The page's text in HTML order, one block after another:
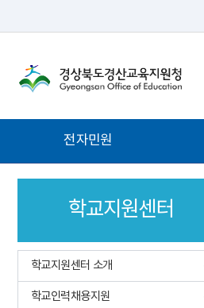
뉴
전자민원
학교지원센터
학교지원센터 소개
학교인력채용지원